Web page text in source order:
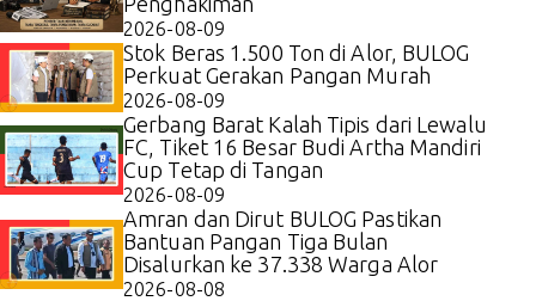
2026-08-09
Stok Beras 1.500 Ton di Alor, BULOG
Perkuat Gerakan Pangan Murah
2026-08-09
Gerbang Barat Kalah Tipis dari Lewalu
FC, Tiket 16 Besar Budi Artha Mandiri
Cup Tetap di Tangan
2026-08-09
Amran dan Dirut BULOG Pastikan
Bantuan Pangan Tiga Bulan
Disalurkan ke 37.338 Warga Alor
2026-08-08